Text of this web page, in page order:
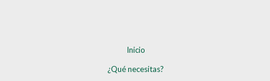
Inicio
¿Qué necesitas?